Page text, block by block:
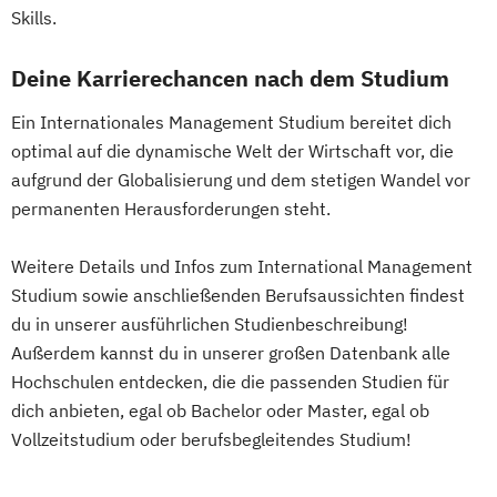
Erwachsenenbildung
Eventmanagement Facility Management
Finance
Accounting und Taxation (DE/EN)
Finanzmanagement
Gartenbau
General Management
Gerontologie
Gesundheits- und Pflegepädagogik
Gesundheitsmanagement
Gesundheitspsychologie
Industriewirtschaft / Industrial
Informationsdesign
International Industrial Management
International Supply Management
Lebensmittel: Produkt- und
Prozessentwicklung
Logopädie Luftfahrt / Aviation
Luftverkehrsmanagement
Management internationaler
Geschäftsprozesse
Massenspektrometrie und molekulare
Skills.
Deine Karrierechancen nach dem Studium
Ein Internationales Management Studium bereitet dich
optimal auf die dynamische Welt der Wirtschaft vor, die
aufgrund der Globalisierung und dem stetigen Wandel vor
permanenten Herausforderungen steht.
Weitere Details und Infos zum International Management
Studium sowie anschließenden Berufsaussichten findest
du in unserer ausführlichen Studienbeschreibung!
Außerdem kannst du in unserer großen Datenbank alle
Hochschulen entdecken, die die passenden Studien für
dich anbieten, egal ob Bachelor oder Master, egal ob
Vollzeitstudium oder berufsbegleitendes Studium!